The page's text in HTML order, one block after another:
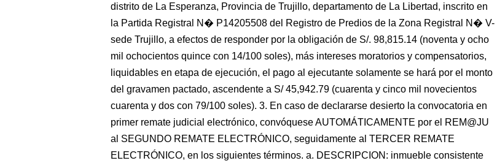
distrito de La Esperanza, Provincia de Trujillo, departamento de La Libertad, inscrito en
la Partida Registral N� P14205508 del Registro de Predios de la Zona Registral N� V-
sede Trujillo, a efectos de responder por la obligación de S/. 98,815.14 (noventa y ocho
mil ochocientos quince con 14/100 soles), más intereses moratorios y compensatorios,
liquidables en etapa de ejecución, el pago al ejecutante solamente se hará por el monto
del gravamen pactado, ascendente a S/ 45,942.79 (cuarenta y cinco mil novecientos
cuarenta y dos con 79/100 soles). 3. En caso de declararse desierto la convocatoria en
primer remate judicial electrónico, convóquese AUTOMÁTICAMENTE por el REM@JU
al SEGUNDO REMATE ELECTRÓNICO, seguidamente al TERCER REMATE
ELECTRÓNICO, en los siguientes términos. a. DESCRIPCION: inmueble consistente